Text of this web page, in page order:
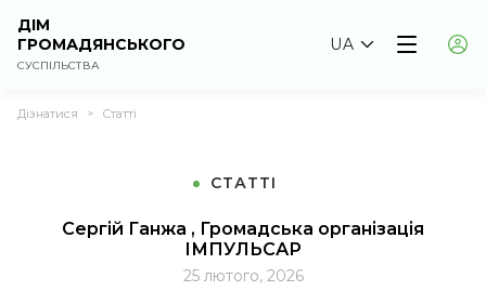
ДІМ
ГРОМАДЯНСЬКОГО
СУСПІЛЬСТВА
UA
Дізнатися > Статті
СТАТТІ
Сергій Ганжа , Громадська організація
ІМПУЛЬСАР
25 лютого, 2026